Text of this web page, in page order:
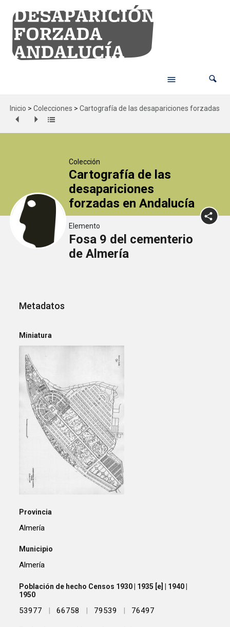
Inicio > Colecciones > Cartografía de las desapariciones forzadas
Colección
Cartografía de las
desapariciones
forzadas en Andalucía
Elemento
Fosa 9 del cementerio
de Almería
Metadatos
Miniatura
Provincia
Almería
Municipio
Almería
Población de hecho Censos 1930 | 1935 [e] | 1940 |
1950
53977 | 66758 | 79539 | 76497